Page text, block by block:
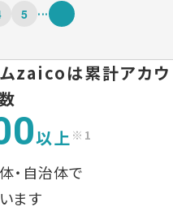
5 ...
ムzaicoは累計アカウ
以上 ※1
・自治体で
ます